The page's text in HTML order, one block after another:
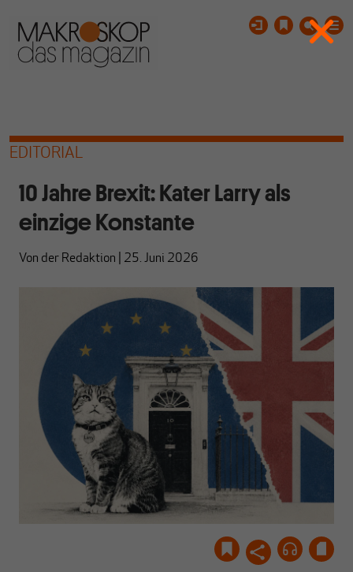
EDITORIAL
10 Jahre Brexit: Kater Larry als
einzige Konstante
Von der Redaktion 25. Juni 2026